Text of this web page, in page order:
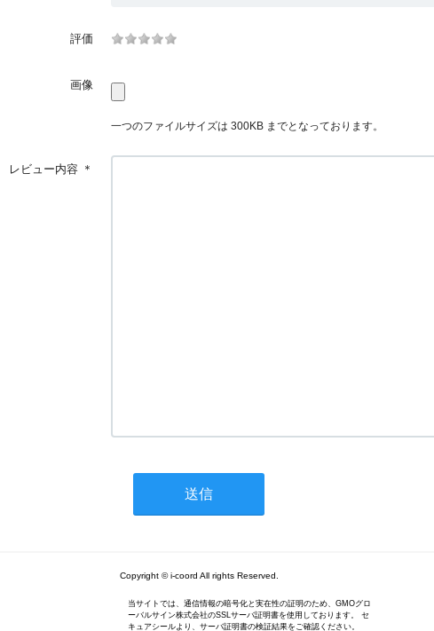
評価
画像
一つのファイルサイズは 300KB までとなっております。
レビュー内容 ＊
Copyright © i-coord All rights Reserved.
当サイトでは、通信情報の暗号化と実在性の証明のため、GMOグロ
ーバルサイン株式会社のSSLサーバ証明書を使用しております。 セ
キュアシールより、サーバ証明書の検証結果をご確認ください。